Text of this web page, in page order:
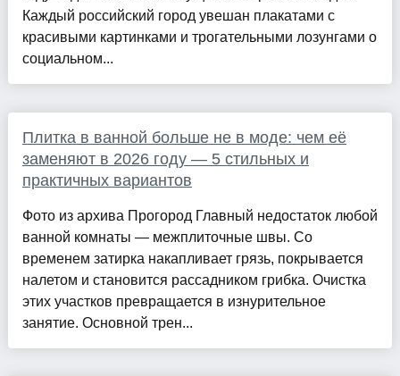
Каждый российский город увешан плакатами с
красивыми картинками и трогательными лозунгами о
социальном...
Плитка в ванной больше не в моде: чем её
заменяют в 2026 году — 5 стильных и
практичных вариантов
Фото из архива Прогород Главный недостаток любой
ванной комнаты — межплиточные швы. Со
временем затирка накапливает грязь, покрывается
налетом и становится рассадником грибка. Очистка
этих участков превращается в изнурительное
занятие. Основной трен...